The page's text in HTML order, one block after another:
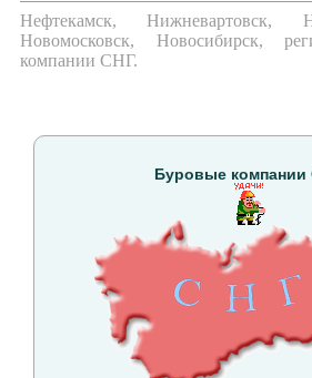
Нефтекамск, Нижневартовск,
Новомосковск, Новосибирск,
компании СНГ.
Буровые компании